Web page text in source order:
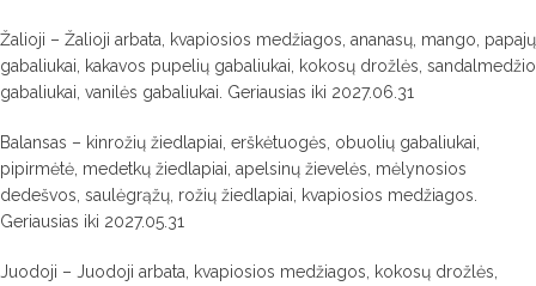
Žalioji – Žalioji arbata, kvapiosios medžiagos, ananasų, mango, papajų
gabaliukai, kakavos pupelių gabaliukai, kokosų drožlės, sandalmedžio
gabaliukai, vanilės gabaliukai. Geriausias iki 2027.06.31
Balansas – kinrožių žiedlapiai, erškėtuogės, obuolių gabaliukai,
pipirmėtė, medetkų žiedlapiai, apelsinų žievelės, mėlynosios
dedešvos, saulėgrąžų, rožių žiedlapiai, kvapiosios medžiagos.
Geriausias iki 2027.05.31
Juodoji – Juodoji arbata, kvapiosios medžiagos, kokosų drožlės,